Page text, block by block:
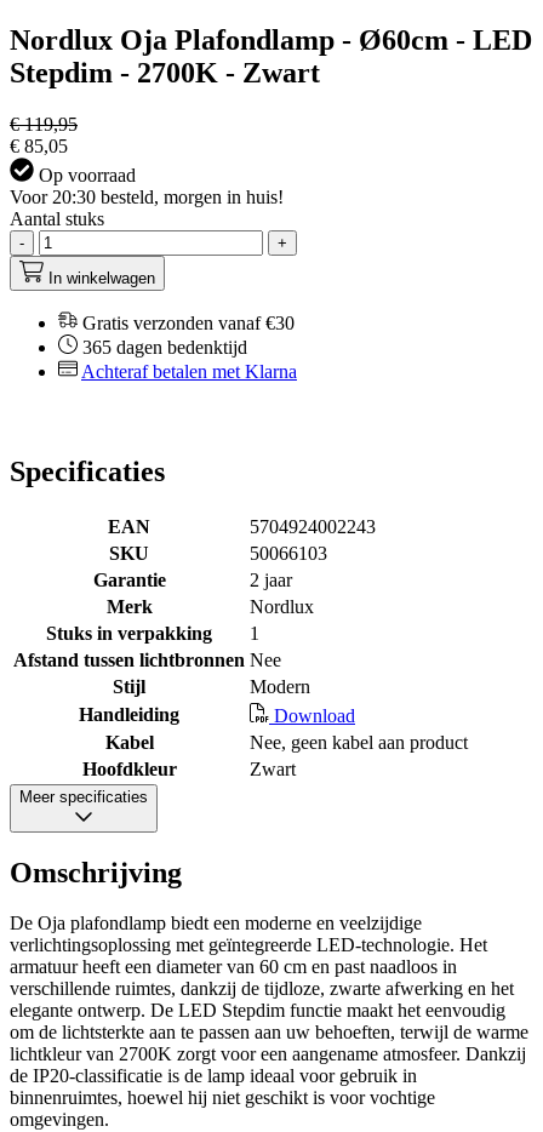
Nordlux Oja Plafondlamp - Ø60cm - LED
Stepdim - 2700K - Zwart
€ 119,95
€ 85,05
Op voorraad
Voor 20:30 besteld, morgen in huis!
Aantal stuks
-
+
In winkelwagen
Gratis verzonden vanaf €30
365 dagen bedenktijd
Achteraf betalen met Klarna
Specificaties
EAN
5704924002243
SKU
50066103
Garantie
2 jaar
Merk
Nordlux
Stuks in verpakking
1
Afstand tussen lichtbronnen Nee
Stijl
Modern
Handleiding
Download
Kabel
Nee, geen kabel aan product
Hoofdkleur
Zwart
Meer specificaties
Omschrijving
De Oja plafondlamp biedt een moderne en veelzijdige
verlichtingsoplossing met geïntegreerde LED-technologie. Het
armatuur heeft een diameter van 60 cm en past naadloos in
verschillende ruimtes, dankzij de tijdloze, zwarte afwerking en het
elegante ontwerp. De LED Stepdim functie maakt het eenvoudig
om de lichtsterkte aan te passen aan uw behoeften, terwijl de warme
lichtkleur van 2700K zorgt voor een aangename atmosfeer. Dankzij
de IP20-classificatie is de lamp ideaal voor gebruik in
binnenruimtes, hoewel hij niet geschikt is voor vochtige
omgevingen.